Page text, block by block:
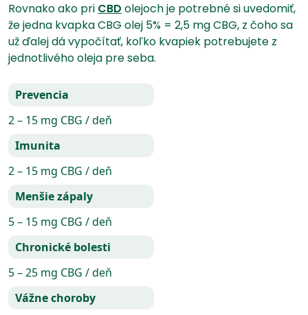
Rovnako ako pri CBD olejoch je potrebné si uvedomiť,
že jedna kvapka CBG olej 5% = 2,5 mg CBG, z čoho sa
už ďalej dá vypočítať, koľko kvapiek potrebujete z
jednotlivého oleja pre seba.
Prevencia
2 – 15 mg CBG / deň
Imunita
2 – 15 mg CBG / deň
Menšie zápaly
5 – 15 mg CBG / deň
Chronické bolesti
5 – 25 mg CBG / deň
Vážne choroby